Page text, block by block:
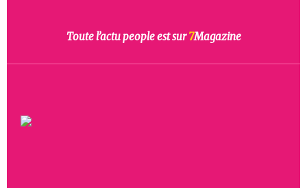
Toute l’actu people est sur7Magazine